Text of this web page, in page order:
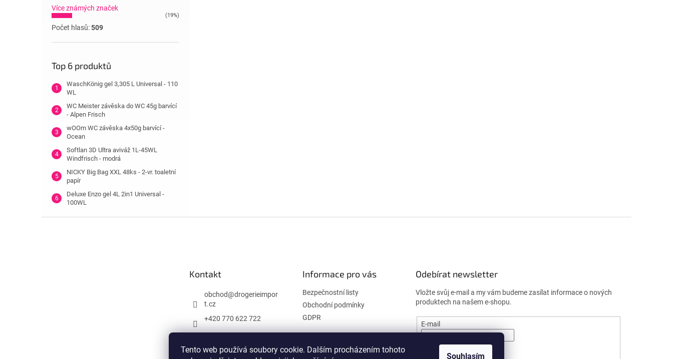
Tento web používá soubory cookie. Dalším procházením tohoto
Souhlasím
Více známých značek
(19%)
Počet hlasů:509
Top 6 produktů
WaschKönig gel 3,305 L Universal - 110
WL
WC Meister závěska do WC 45g barvící
- Alpen Frisch
wOOm WC závěska 4x50g barvící -
Ocean
Softlan 3D Ultra aviváž 1L-45WL
Windfrisch - modrá
NICKY Big Bag XXL 48ks - 2-vr. toaletní
papír
Deluxe Enzo gel 4L 2in1 Universal -
100WL
Kontakt
obchod@drogerieimpor
t.cz
+420 770 622 722
Informace pro vás
Bezpečnostní listy
Obchodní podmínky
GDPR
Odebírat newsletter
Vložte svůj e-mail a my vám budeme zasílat informace o nových
produktech na našem e-shopu.
E-mail